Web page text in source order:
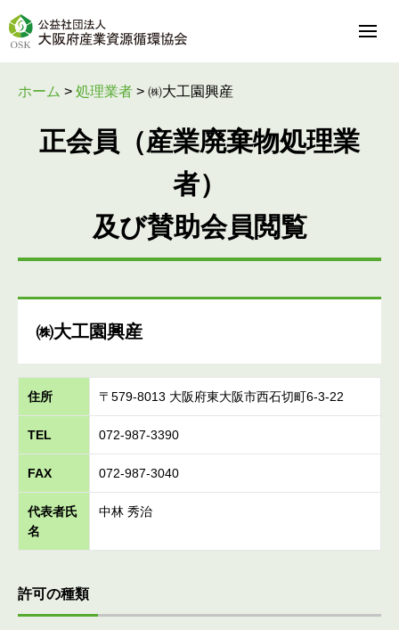
ホーム > 処理業者 > ㈱大工園興産
正会員（産業廃棄物処理業
者）
及び賛助会員閲覧
㈱大工園興産
住所 〒579-8013 大阪府東大阪市西石切町6-3-22
TEL 072-987-3390
FAX 072-987-3040
代表者氏
名
中林 秀治
許可の種類